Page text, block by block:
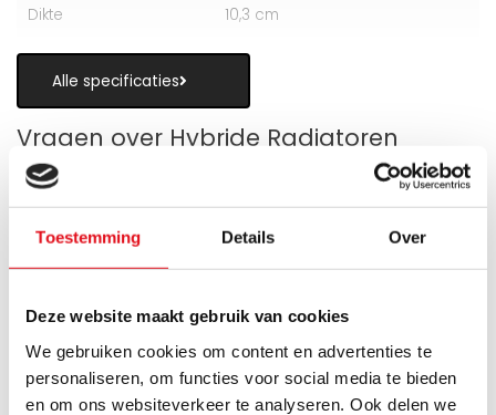
Toestemming Details Over
Deze website maakt gebruik van cookies
We gebruiken cookies om content en advertenties te
personaliseren, om functies voor social media te bieden
en om ons websiteverkeer te analyseren. Ook delen we
Dikte 10,3 cm
Alle specificaties
Vragen over Hybride Radiatoren
als alternatief voor vloerverwarming?
Wanneer zijn de warmteboosters het
meest nuttig?